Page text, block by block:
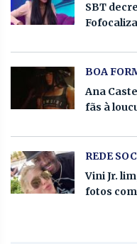
SBT
BOA
Ana
fãs à
REDE
Vini Jr.
fotos